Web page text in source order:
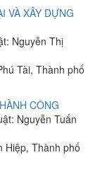
VÀ XÂY DỰNG
Nguyễn Thị
Tài, Thành phố
CÔNG
Nguyễn Tuấn
Hiệp, Thành phố